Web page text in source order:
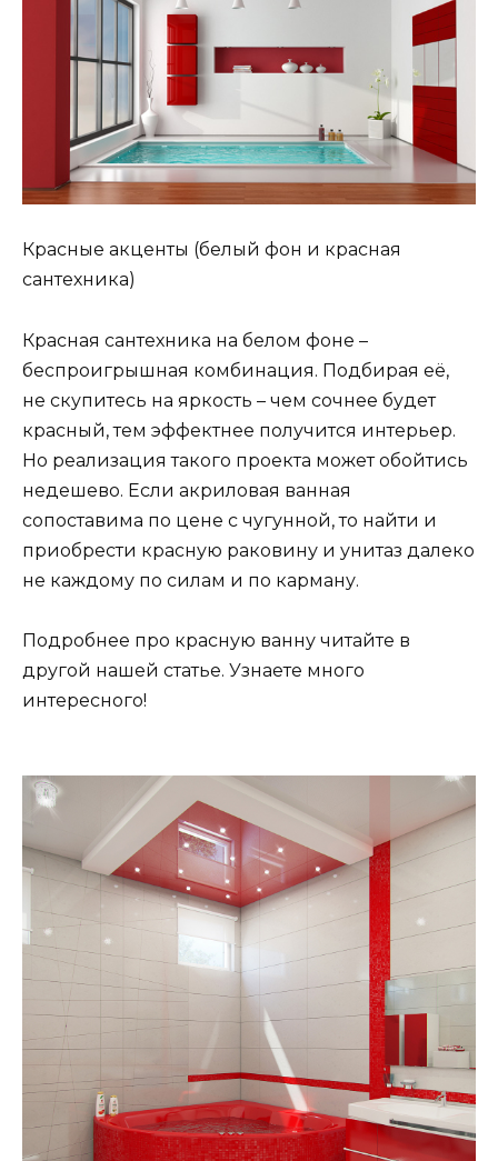
Красные акценты (белый фон и красная
сантехника)
Красная сантехника на белом фоне –
беспроигрышная комбинация. Подбирая её,
не скупитесь на яркость – чем сочнее будет
красный, тем эффектнее получится интерьер.
Но реализация такого проекта может обойтись
недешево. Если акриловая ванная
сопоставима по цене с чугунной, то найти и
приобрести красную раковину и унитаз далеко
не каждому по силам и по карману.
Подробнее про красную ванну читайте в
другой нашей статье. Узнаете много
интересного!